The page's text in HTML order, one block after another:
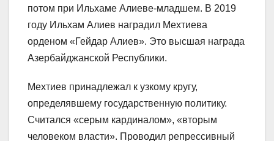
потом при Ильхаме Алиеве-младшем. В 2019
году Ильхам Алиев наградил Мехтиева
орденом «Гейдар Алиев». Это высшая награда
Азербайджанской Республики.
Мехтиев принадлежал к узкому кругу,
определявшему государственную политику.
Считался «серым кардиналом», «вторым
человеком власти». Проводил репрессивный